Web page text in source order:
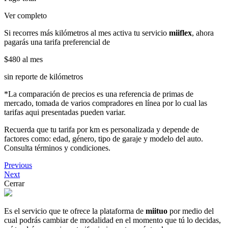
Ver completo
Si recorres más kilómetros al mes activa tu servicio miiflex, ahora
pagarás una tarifa preferencial de
$480 al mes
sin reporte de kilómetros
*La comparación de precios es una referencia de primas de
mercado, tomada de varios compradores en línea por lo cual las
tarifas aqui presentadas pueden variar.
Recuerda que tu tarifa por km es personalizada y depende de
factores como: edad, género, tipo de garaje y modelo del auto.
Consulta términos y condiciones.
Previous
Next
Cerrar
Es el servicio que te ofrece la plataforma de miituo por medio del
cual podrás cambiar de modalidad en el momento que tú lo decidas,